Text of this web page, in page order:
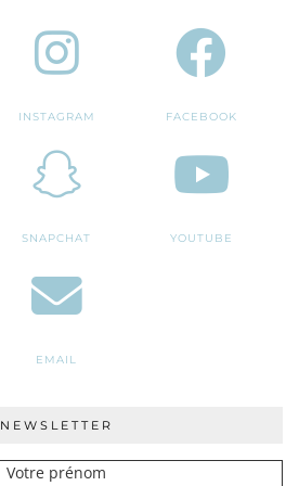
INSTAGRAM FACEBOOK
SNAPCHAT YOUTUBE
EMAIL
NEWSLETTER
Votre prénom